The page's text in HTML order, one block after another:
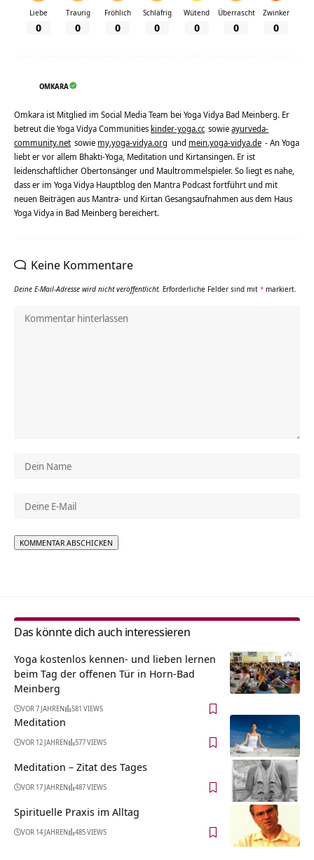
Liebe
0
Traurig
0
Fröhlich
0
Schläfrig
0
Wütend
0
Überrascht
0
Zwinker
0
OMKARA
Omkara ist Mitglied im Social Media Team bei Yoga Vidya Bad Meinberg. Er
betreut die Yoga Vidya Communities kinder-yoga.cc sowieayurveda-
community.net sowie my.yoga-vidya.org und mein.yoga-vidya.de - An Yoga
liebt er vor allem Bhakti-Yoga, Meditation und Kirtansingen. Er ist
leidenschaftlicher Obertonsänger und Maultrommelspieler. So liegt es nahe,
dass er im Yoga Vidya Hauptblog den Mantra Podcast fortführt und mit
neuen Beiträgen aus Mantra- und Kirtan Gesangsaufnahmen aus dem Haus
Yoga Vidya in Bad Meinberg bereichert.
Keine Kommentare
Deine E-Mail-Adresse wird nicht veröffentlicht. Erforderliche Felder sind mit * markiert.
Das könnte dich auch interessieren
Yoga kostenlos kennen- und lieben lernen
beim Tag der offenen Tür in Horn-Bad
Meinberg
VOR 7 JAHREN 581 VIEWS
Meditation
VOR 12 JAHREN 577 VIEWS
Meditation – Zitat des Tages
VOR 17 JAHREN 487 VIEWS
Spirituelle Praxis im Alltag
VOR 14 JAHREN 485 VIEWS